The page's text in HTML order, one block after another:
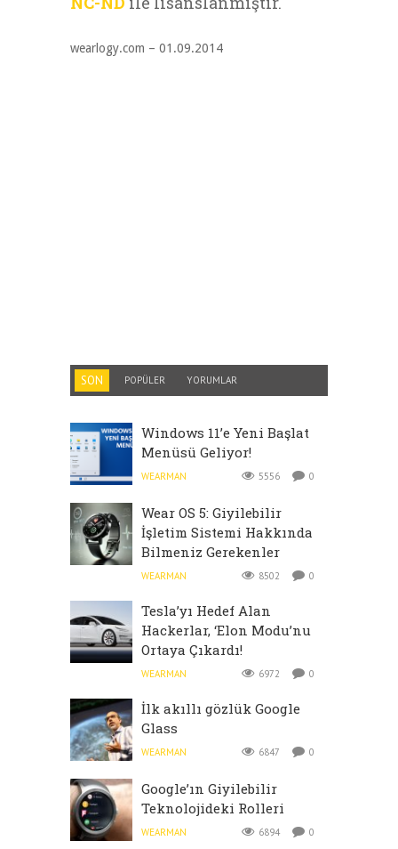
wearlogy.com – 01.09.2014
SON POPÜLER YORUMLAR
Windows 11’e Yeni Başlat
Menüsü Geliyor!
WEARMAN 5556 0
Wear OS 5: Giyilebilir
İşletim Sistemi Hakkında
Bilmeniz Gerekenler
WEARMAN 8502 0
Tesla’yı Hedef Alan
Hackerlar, ‘Elon Modu’nu
Ortaya Çıkardı!
WEARMAN 6972 0
İlk akıllı gözlük Google
Glass
WEARMAN 6847 0
Google’ın Giyilebilir
Teknolojideki Rolleri
WEARMAN 6894 0